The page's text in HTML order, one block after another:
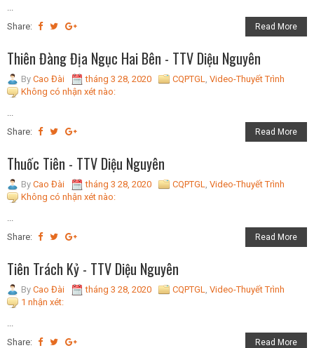
...
Share:
Read More
Thiên Đàng Địa Ngục Hai Bên - TTV Diệu Nguyên
By Cao Đài tháng 3 28, 2020 CQPTGL, Video-Thuyết Trình
Không có nhận xét nào:
...
Share:
Read More
Thuốc Tiên - TTV Diệu Nguyên
By Cao Đài tháng 3 28, 2020 CQPTGL, Video-Thuyết Trình
Không có nhận xét nào:
...
Share:
Read More
Tiên Trách Kỷ - TTV Diệu Nguyên
By Cao Đài tháng 3 28, 2020 CQPTGL, Video-Thuyết Trình
1 nhận xét:
...
Share:
Read More